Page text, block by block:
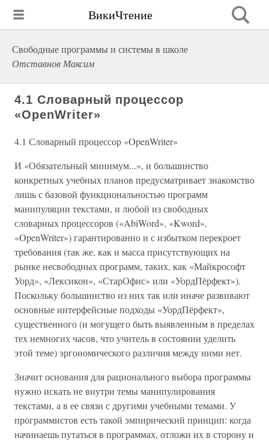
ВикиЧтение
Свободные программы и системы в школе
Отставнов Максим
4.1 Словарный процессор
«OpenWriter»
4.1 Словарный процессор «OpenWriter»
И «Обязательный минимум...», и большинство
конкретных учебных планов предусматривает знакомство
лишь с базовой функциональностью программ
манипуляции текстами, и любой из свободных
словарных процессоров («AbiWord», «Kword»,
«OpenWriter») гарантированно и с избытком перекроет
требования (так же, как и масса присутствующих на
рынке несвободных программ, таких, как «Майкрософт
Уорд», «Лексикон», «СтарОфис» или «УордПёрфект»).
Поскольку большинство из них так или иначе развивают
основные интерфейсные подходы «УордПёрфект»,
существенного (и могущего быть выявленным в пределах
тех немногих часов, что учитель в состоянии уделить
этой теме) эргономического различия между ними нет.
Значит основания для рационального выбора программы
нужно искать не внутри темы манипулирования
текстами, а в ее связи с другими учебными темами. У
программистов есть такой эмпирический принцип: когда
начинаешь путаться в программах, отложи их в сторону и